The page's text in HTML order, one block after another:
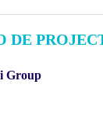
DE
Group